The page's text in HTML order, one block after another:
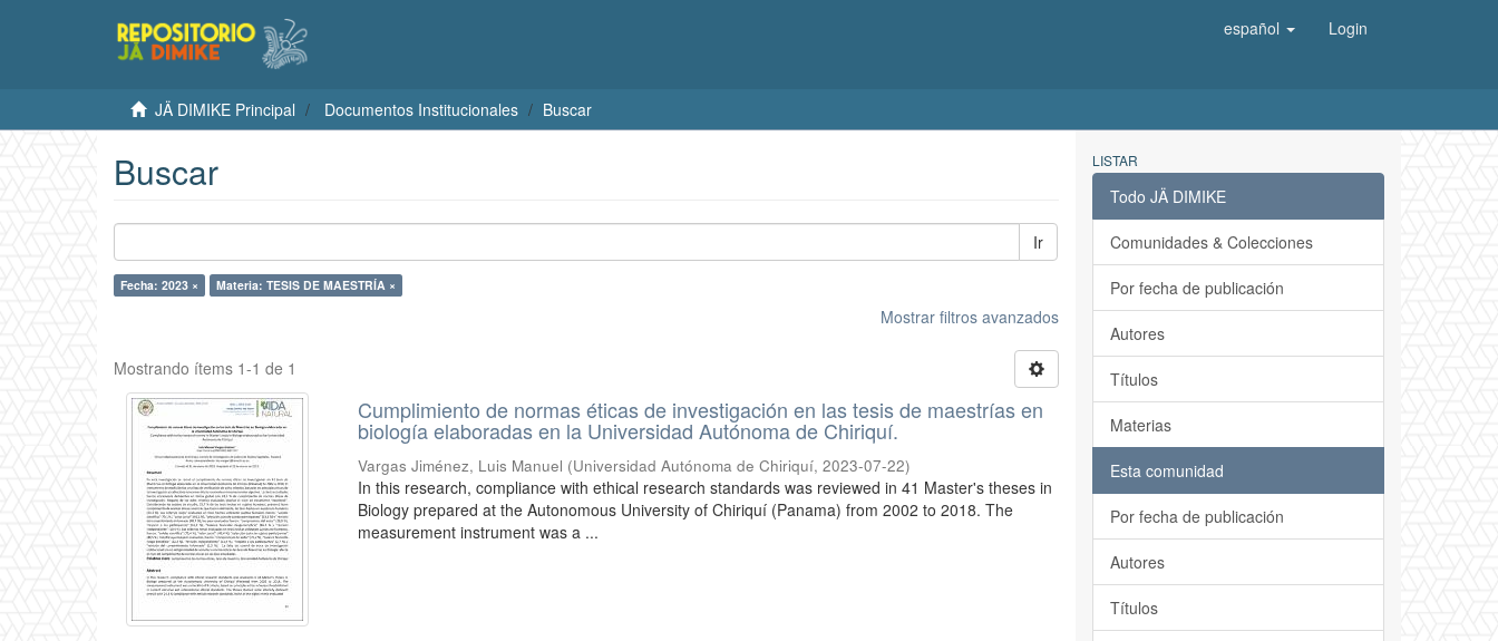
español Login
JÄ DIMIKE Principal Documentos Institucionales Buscar
Buscar
Ir
Fecha: 2023 × Materia: TESIS DE MAESTRÍA ×
Mostrar filtros avanzados
Mostrando ítems 1-1 de 1
Cumplimiento de normas éticas de investigación en las tesis de maestrías en
biología elaboradas en la Universidad Autónoma de Chiriquí.
Vargas Jiménez, Luis Manuel (Universidad Autónoma de Chiriquí,2023-07-22)
In this research, compliance with ethical research standards was reviewed in 41 Master's theses in
Biology prepared at the Autonomous University of Chiriquí (Panama) from 2002 to 2018. The
measurement instrument was a ...
LISTAR
Todo JÄ DIMIKE
Comunidades & Colecciones
Por fecha de publicación
Autores
Títulos
Materias
Esta comunidad
Por fecha de publicación
Autores
Títulos